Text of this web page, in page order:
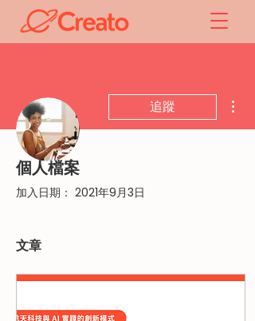
追蹤
Creato
1 追蹤者 0 追蹤中
個人檔案
加入日期： 2021年9月3日
文章